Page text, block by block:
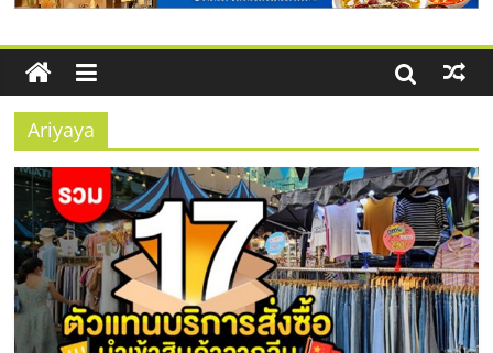
ข้อมูล
ธุรกิจ
SME
แห่ง
ประเทศไทย,
ThaiSMEsCenter,
Ariyaya